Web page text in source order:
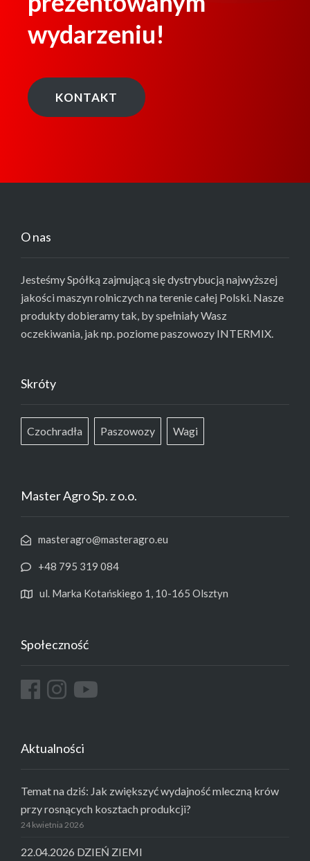
wydarzeniu!
KONTAKT
O nas
Jesteśmy Spółką zajmującą się dystrybucją najwyższej
jakości maszyn rolniczych na terenie całej Polski. Nasze
produkty dobieramy tak, by spełniały Wasz
oczekiwania, jak np. poziome paszowozy INTERMIX.
Skróty
Czochradła Paszowozy Wagi
Master Agro Sp. z o.o.
masteragro@masteragro.eu
+48 795 319 084
ul. Marka Kotańskiego 1, 10-165 Olsztyn
Społeczność
Aktualności
Temat na dziś: Jak zwiększyć wydajność mleczną krów
przy rosnących kosztach produkcji?
24 kwietnia 2026
22.04.2026 DZIEŃ ZIEMI